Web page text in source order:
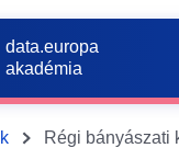
data.europa
akadémia